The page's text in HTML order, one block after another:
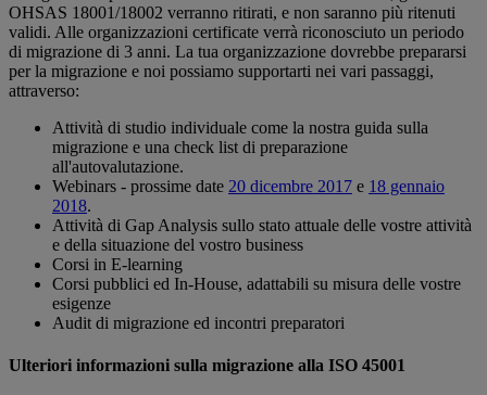
OHSAS 18001/18002 verranno ritirati, e non saranno più ritenuti
validi. Alle organizzazioni certificate verrà riconosciuto un periodo
di migrazione di 3 anni. La tua organizzazione dovrebbe prepararsi
per la migrazione e noi possiamo supportarti nei vari passaggi,
attraverso:
Attività di studio individuale come la nostra guida sulla
migrazione e una check list di preparazione
all'autovalutazione.
Webinars - prossime date 20 dicembre 2017 e 18 gennaio
2018.
Attività di Gap Analysis sullo stato attuale delle vostre attività
e della situazione del vostro business
Corsi in E-learning
Corsi pubblici ed In-House, adattabili su misura delle vostre
esigenze
Audit di migrazione ed incontri preparatori
Ulteriori informazioni sulla migrazione alla ISO 45001